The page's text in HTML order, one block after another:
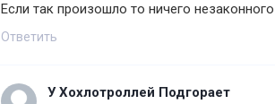
Если так произошло то ничего
Ответить
У Хохлотроллей Подгорает